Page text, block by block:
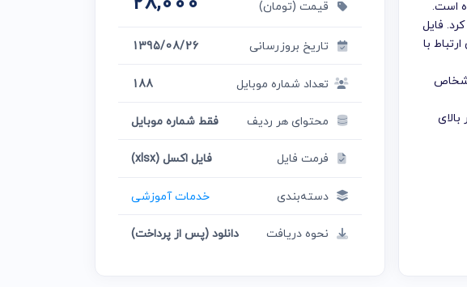
کرد. فایل
با
بالای
قیمت (تومان)
تاریخ بروزرسانی
1395/08/26
تعداد شماره موبایل
188
محتوای هر ردیف
فقط شماره موبایل
فرمت فایل
فایل اکسل (xlsx)
دسته‌بندی
خدمات آموزشی
نحوه دریافت
دانلود (پس از پرداخت)